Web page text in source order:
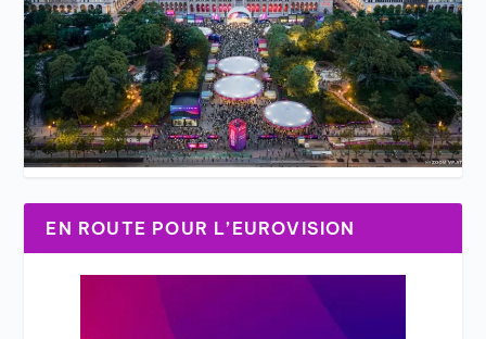
EN ROUTE POUR L’EUROVISION